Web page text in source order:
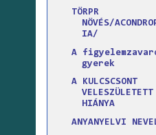
TÖRPR
NÖVÉS/
IA/
A
gyerek
A KULCSCSONT
VELESZÜLETETT
HIÁNYA
ANYANYELVI